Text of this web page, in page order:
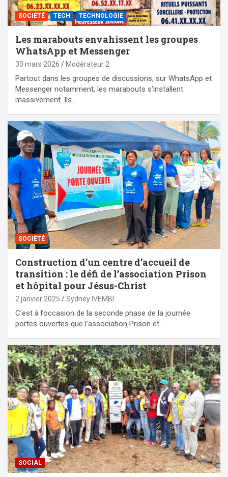
SOCIÉTÉ TECH TECHNOLOGIE
Les marabouts envahissent les groupes
WhatsApp et Messenger
30 mars 2026 Modérateur 2
Partout dans les groupes de discussions, sur WhatsApp et
Messenger notamment, les marabouts s’installent
massivement. Ils…
SOCIÉTÉ
Construction d’un centre d’accueil de
transition : le défi de l’association Prison
et hôpital pour Jésus-Christ
2 janvier 2025 Sydney IVEMBI
C’est à l’occasion de la seconde phase de la journée
portes ouvertes que l’association Prison et…
SOCIAL